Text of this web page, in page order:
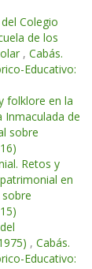
Colegio
de los
, Cabás.
Educativo:
folklore en la
Inmaculada de
sobre
Retos y
en
, Cabás.
Educativo: